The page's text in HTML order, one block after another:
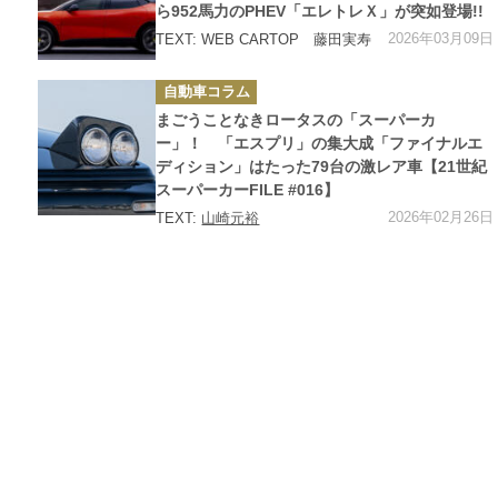
ら952馬力のPHEV「エレトレＸ」が突如登場!!
TEXT: WEB CARTOP 藤田実寿 2026年03月09日
カ
テ
ゴ
リ
ー
自動車コラム
まごうことなきロータスの「スーパーカ
ー」！ 「エスプリ」の集大成「ファイナルエ
ディション」はたった79台の激レア車【21世紀
スーパーカーFILE #016】
TEXT: 山崎元裕 2026年02月26日